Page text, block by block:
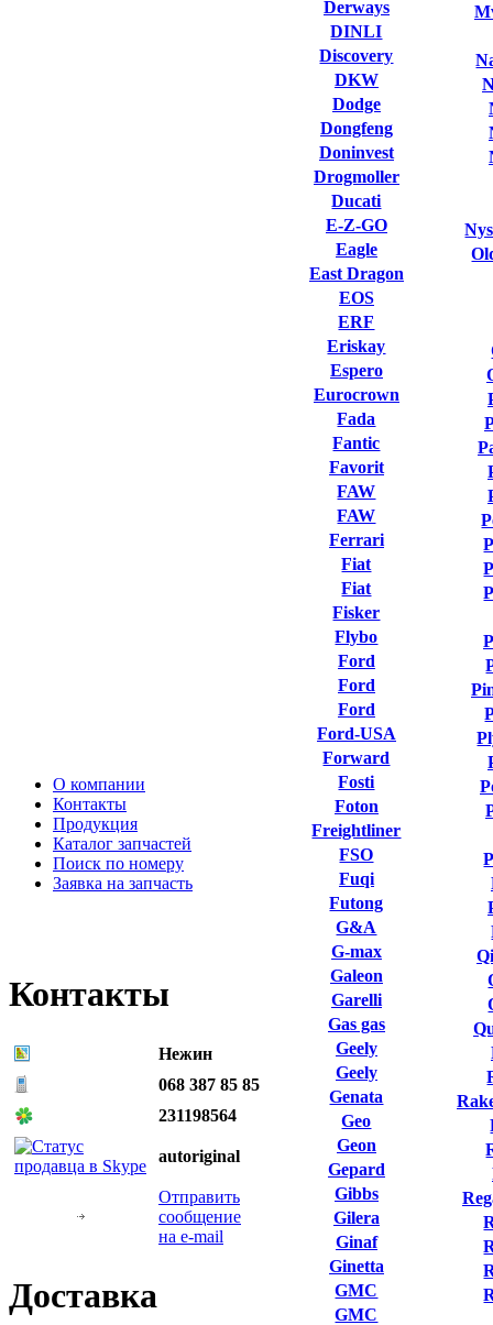
О компании
Контакты
Продукция
Каталог запчастей
Поиск по номеру
Заявка на запчасть
Контакты
Нежин
068 387 85 85
231198564
autoriginal
Отправить
сообщение
на e-mail
Доставка
Derways
DINLI
Discovery
DKW
Dodge
Dongfeng
Doninvest
Drogmoller
Ducati
E-Z-GO
Eagle
East Dragon
EOS
ERF
Eriskay
Espero
Eurocrown
Fada
Fantic
Favorit
FAW
FAW
Ferrari
Fiat
Fiat
Fisker
Flybo
Ford
Ford
Ford
Ford-USA
Forward
Fosti
Foton
Freightliner
FSO
Fuqi
Futong
G&A
G-max
Galeon
Garelli
Gas gas
Geely
Geely
Genata
Geo
Geon
Gepard
Gibbs
Gilera
Ginaf
Ginetta
GMC
GMC